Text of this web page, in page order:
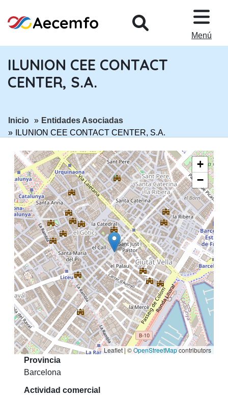
Menú
ILUNION CEE CONTACT
CENTER, S.A.
ir a página:
Inicio ir a página:
Entidades Asociadas
ILUNION CEE CONTACT CENTER, S.A.
+
−
Leaflet | ©OpenStreetMapcontributors
Provincia
Barcelona
Actividad comercial